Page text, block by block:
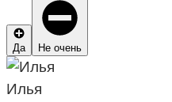
Да Не очень
Илья